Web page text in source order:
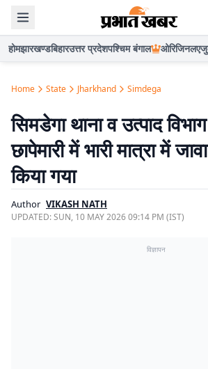
होमझारखण्डबिहारउत्तर प्रदेशपश्चिम बंगाल ओरिजिनल
Home State Jharkhand Simdega
सिमडेगा थाना व उत्पाद
छापेमारी में भारी मात्रा में
किया गया
Author VIKASH NATH
UPDATED:SUN, 10 MAY 2026 09:14 PM (IST)
विज्ञापन